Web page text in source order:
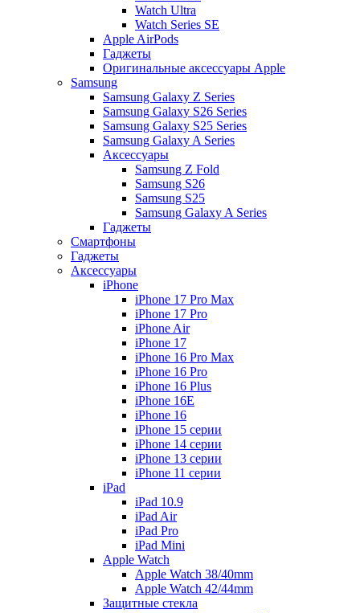
Watch Ultra
Watch Series SE
Apple AirPods
Гаджеты
Оригинальные аксессуары Apple
Samsung
Samsung Galaxy Z Series
Samsung Galaxy S26 Series
Samsung Galaxy S25 Series
Samsung Galaxy A Series
Аксессуары
Samsung Z Fold
Samsung S26
Samsung S25
Samsung Galaxy A Series
Гаджеты
Смартфоны
Гаджеты
Аксессуары
iPhone
iPhone 17 Pro Max
iPhone 17 Pro
iPhone Air
iPhone 17
iPhone 16 Pro Max
iPhone 16 Pro
iPhone 16 Plus
iPhone 16E
iPhone 16
iPhone 15 серии
iPhone 14 серии
iPhone 13 серии
iPhone 11 серии
iPad
iPad 10.9
iPad Air
iPad Pro
iPad Mini
Apple Watch
Apple Watch 38/40mm
Apple Watch 42/44mm
Защитные стекла